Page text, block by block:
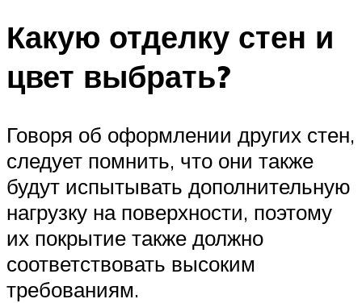
Какую отделку стен и
цвет выбрать?
Говоря об оформлении других стен,
следует помнить, что они также
будут испытывать дополнительную
нагрузку на поверхности, поэтому
их покрытие также должно
соответствовать высоким
требованиям.